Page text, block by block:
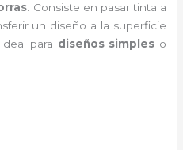
. Consiste en pasar tinta a
un diseño a la superficie
para diseños simples o